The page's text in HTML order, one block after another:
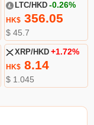
LTC/HKD -0.26%
HK$356.05
$ 45.7
XRP/HKD +1.72%
HK$8.14
$ 1.045